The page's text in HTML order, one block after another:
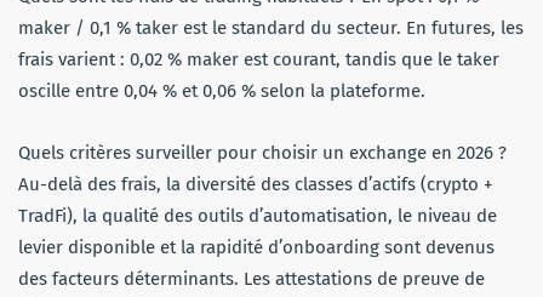
maker / 0,1 % taker est le standard du secteur. En futures, les
frais varient : 0,02 % maker est courant, tandis que le taker
oscille entre 0,04 % et 0,06 % selon la plateforme.
Quels critères surveiller pour choisir un exchange en 2026 ?
Au-delà des frais, la diversité des classes d’actifs (crypto +
TradFi), la qualité des outils d’automatisation, le niveau de
levier disponible et la rapidité d’onboarding sont devenus
des facteurs déterminants. Les attestations de preuve de